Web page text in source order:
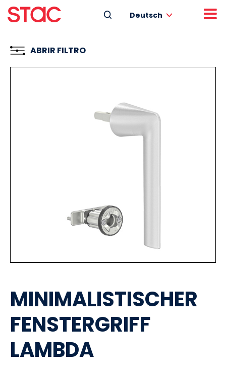
Deutsch
ABRIR FILTRO
MINIMALISTISCHER
FENSTERGRIFF
LAMBDA